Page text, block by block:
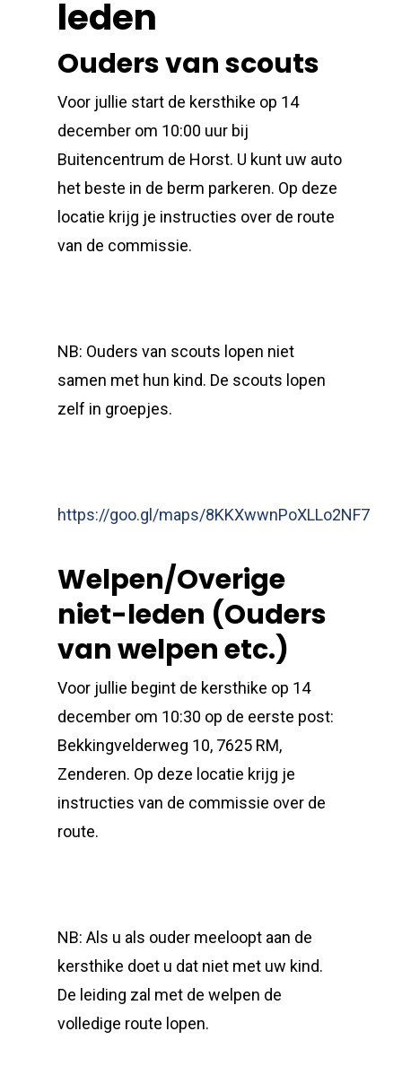
leden
Ouders van scouts
Voor jullie start de kersthike op 14
december om 10:00 uur bij
Buitencentrum de Horst. U kunt uw auto
het beste in de berm parkeren. Op deze
locatie krijg je instructies over de route
van de commissie.
NB: Ouders van scouts lopen niet
samen met hun kind. De scouts lopen
zelf in groepjes.
https://goo.gl/maps/8KKXwwnPoXLLo2NF7
Welpen/Overige
niet-leden (Ouders
van welpen etc.)
Voor jullie begint de kersthike op 14
december om 10:30 op de eerste post:
Bekkingvelderweg 10, 7625 RM,
Zenderen. Op deze locatie krijg je
instructies van de commissie over de
route.
NB: Als u als ouder meeloopt aan de
kersthike doet u dat niet met uw kind.
De leiding zal met de welpen de
volledige route lopen.